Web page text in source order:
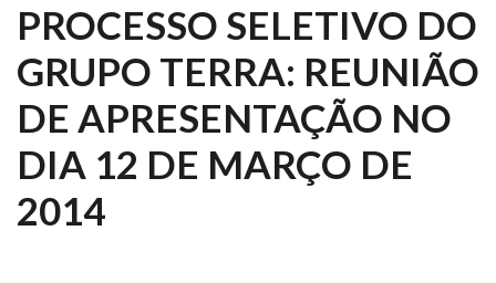
PROCESSO SELETIVO DO
GRUPO TERRA: REUNIÃO
DE APRESENTAÇÃO NO
DIA 12 DE MARÇO DE
2014